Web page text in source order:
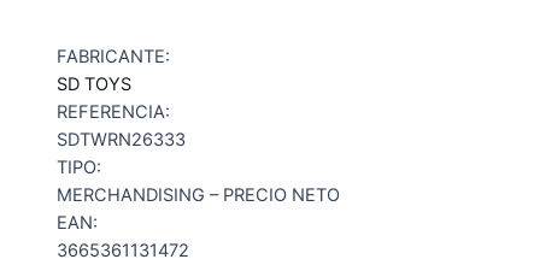
FABRICANTE:
SD TOYS
REFERENCIA:
SDTWRN26333
TIPO:
MERCHANDISING – PRECIO NETO
EAN:
3665361131472